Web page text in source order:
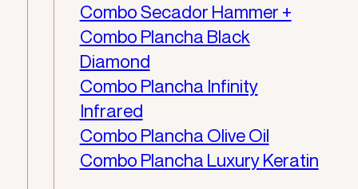
Combo Secador Hammer +
Combo Plancha Black
Diamond
Combo Plancha Infinity
Infrared
Combo Plancha Olive Oil
Combo Plancha Luxury Keratin